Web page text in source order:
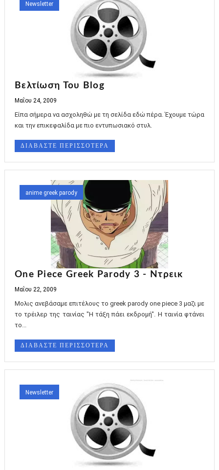
Newsletter
Βελτίωση Του Blog
Μαΐου 24, 2009
Είπα σήμερα να ασχοληθώ με τη σελίδα εδώ πέρα. Έχουμε τώρα
και την επικεφαλίδα με πιο εντυπωσιακό στυλ.
ΔΙΑΒΑΣΤΕ ΠΕΡΙΣΣΟΤΕΡΑ
anime greek parody
One Piece Greek Parody 3 - Ντρεικ
Μαΐου 22, 2009
Μολις ανεβάσαμε επιτέλους το greek parody one piece 3 μαζι με
το τρέιλερ της ταινίας "Η τάξη πάει εκδρομή". Η ταινία φτάνει
το...
ΔΙΑΒΑΣΤΕ ΠΕΡΙΣΣΟΤΕΡΑ
Newsletter